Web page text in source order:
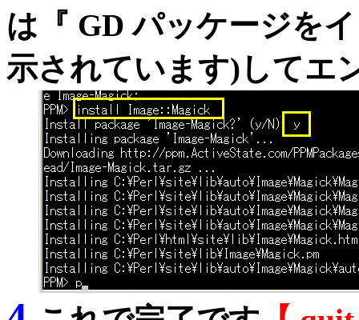
は『 GD パッケージを
示されています)してエ